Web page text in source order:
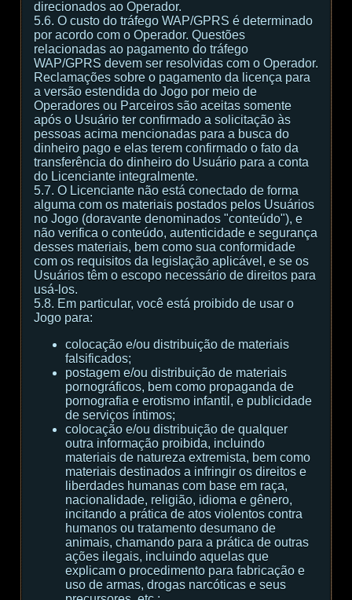
direcionados ao Operador.
5.6. O custo do tráfego WAP/GPRS é determinado
por acordo com o Operador. Questões
relacionadas ao pagamento do tráfego
WAP/GPRS devem ser resolvidas com o Operador.
Reclamações sobre o pagamento da licença para
a versão estendida do Jogo por meio de
Operadores ou Parceiros são aceitas somente
após o Usuário ter confirmado a solicitação às
pessoas acima mencionadas para a busca do
dinheiro pago e elas terem confirmado o fato da
transferência do dinheiro do Usuário para a conta
do Licenciante integralmente.
5.7. O Licenciante não está conectado de forma
alguma com os materiais postados pelos Usuários
no Jogo (doravante denominados "conteúdo"), e
não verifica o conteúdo, autenticidade e segurança
desses materiais, bem como sua conformidade
com os requisitos da legislação aplicável, e se os
Usuários têm o escopo necessário de direitos para
usá-los.
5.8. Em particular, você está proibido de usar o
Jogo para:
colocação e/ou distribuição de materiais
falsificados;
postagem e/ou distribuição de materiais
pornográficos, bem como propaganda de
pornografia e erotismo infantil, e publicidade
de serviços íntimos;
colocação e/ou distribuição de qualquer
outra informação proibida, incluindo
materiais de natureza extremista, bem como
materiais destinados a infringir os direitos e
liberdades humanas com base em raça,
nacionalidade, religião, idioma e gênero,
incitando a prática de atos violentos contra
humanos ou tratamento desumano de
animais, chamando para a prática de outras
ações ilegais, incluindo aquelas que
explicam o procedimento para fabricação e
uso de armas, drogas narcóticas e seus